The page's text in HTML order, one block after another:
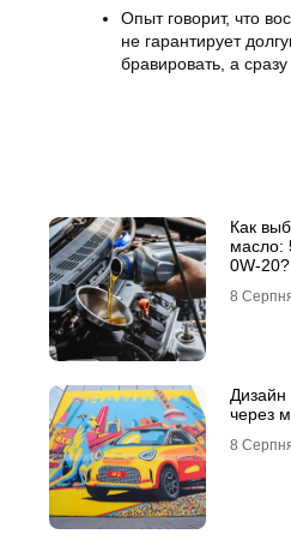
Опыт говорит, что
не гарантирует
бравировать, а сразу
Как
масло:
0W-20?
8
Дизайн
через
8